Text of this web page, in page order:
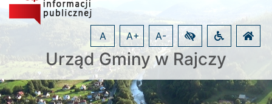
Urząd Gminy w Rajczy
A A+ A-